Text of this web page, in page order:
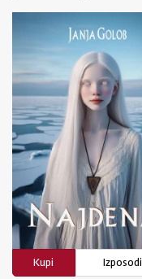
Kupi
Izposodi